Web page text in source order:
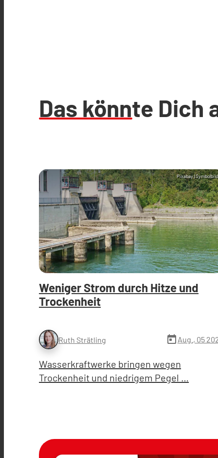
Das könnte Dich
Pixabay
Weniger Strom durch Hitze und
Trockenheit
Ruth Strätling today Aug., 05
Wasserkraftwerke bringen wegen
Trockenheit und niedrigem Pegel …